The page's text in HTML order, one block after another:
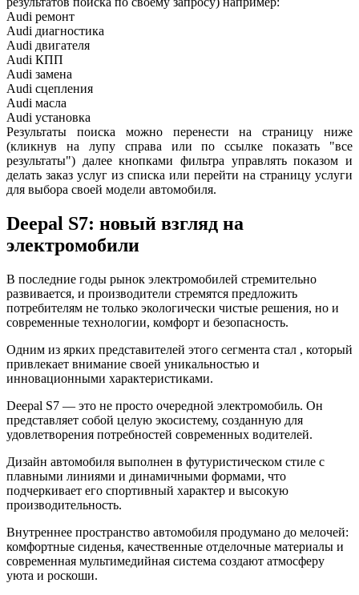
Audi ремонт
Audi диагностика
Audi двигателя
Audi КПП
Audi замена
Audi сцепления
Audi масла
Audi установка
Результаты поиска можно перенести на страницу ниже
(кликнув на лупу справа или по ссылке показать "все
результаты") далее кнопками фильтра управлять показом и
делать заказ услуг из списка или перейти на страницу услуги
для выбора своей модели автомобиля.
Deepal S7: новый взгляд на
электромобили
В последние годы рынок электромобилей стремительно
развивается, и производители стремятся предложить
потребителям не только экологически чистые решения, но и
современные технологии, комфорт и безопасность.
Одним из ярких представителей этого сегмента стал , который
привлекает внимание своей уникальностью и
инновационными характеристиками.
Deepal S7 — это не просто очередной электромобиль. Он
представляет собой целую экосистему, созданную для
удовлетворения потребностей современных водителей.
Дизайн автомобиля выполнен в футуристическом стиле с
плавными линиями и динамичными формами, что
подчеркивает его спортивный характер и высокую
производительность.
Внутреннее пространство автомобиля продумано до мелочей:
комфортные сиденья, качественные отделочные материалы и
современная мультимедийная система создают атмосферу
уюта и роскоши.